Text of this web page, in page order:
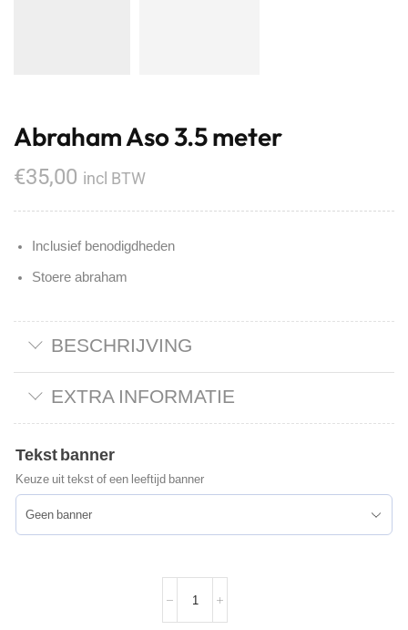
Abraham Aso 3.5 meter
€35,00 incl BTW
Inclusief benodigdheden
Stoere abraham
BESCHRIJVING
EXTRA INFORMATIE
Tekst banner
Keuze uit tekst of een leeftijd banner